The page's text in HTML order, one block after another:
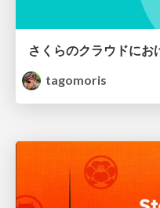
tagomoris